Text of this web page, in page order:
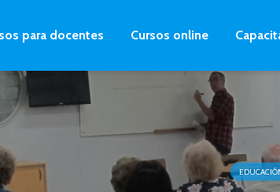
para docentes Cursos online